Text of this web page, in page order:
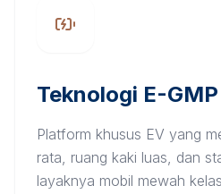
Teknologi E-GMP
Platform khusus EV yang
rata, ruang kaki luas, dan
layaknya mobil mewah